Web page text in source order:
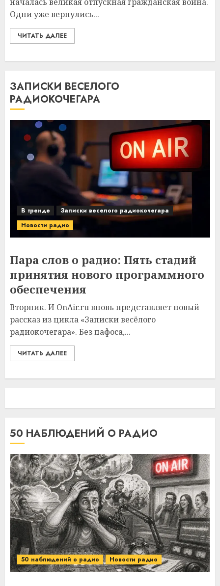
началась великая отпускная гражданская война.
Одни уже вернулись...
ЧИТАТЬ ДАЛЕЕ
ЗАПИСКИ ВЕСЕЛОГО
РАДИОКОЧЕГАРА
В тренде
Записки веселого радиокочегара
Новости радио
Пара слов о радио: Пять стадий
принятия нового программного
обеспечения
Вторник. И OnAir.ru вновь представляет новый
рассказ из цикла «Записки весёлого
радиокочегара». Без пафоса,...
ЧИТАТЬ ДАЛЕЕ
50 НАБЛЮДЕНИЙ О РАДИО
50 наблюдений о радио Новости радио